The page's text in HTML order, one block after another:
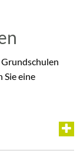
Sie eine